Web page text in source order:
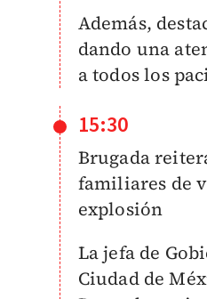
Además,
dando una
a todos los
15:30
Brugada
familiares de
explosión
La jefa de
Ciudad de